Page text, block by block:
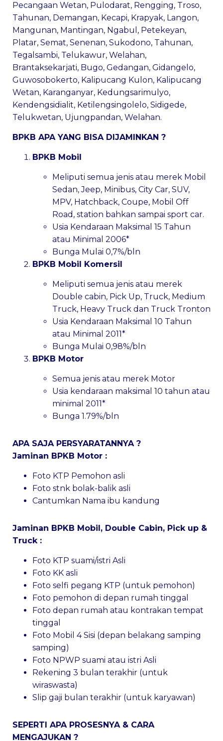
Pecangaan Wetan, Pulodarat, Rengging, Troso,
Tahunan, Demangan, Kecapi, Krapyak, Langon,
Mangunan, Mantingan, Ngabul , Petekeyan,
Platar, Semat, Senenan, Sukodono, Tahunan,
Tegalsambi, Telukawur, Welahan,
Brantaksekarjati, Bugo, Gedangan, Gidangelo,
Guwosobokerto, Kalipucang Kulon, Kalipucang
Wetan, Karanganyar, Kedungsarimulyo,
Kendengsidialit, Ketilengsingolelo, Sidigede,
Telukwetan, Ujungpandan, Welahan.
BPKB APA YANG BISA DIJAMINKAN ?
BPKB Mobil
Meliputi semua jenis atau merek Mobil
Sedan, Jeep, Minibus, City Car, SUV,
MPV, Hatchback, Coupe, Mobil Off
Road, station bahkan sampai sport car.
Usia Kendaraan Maksimal 15 Tahun
atau Minimal 2006*
Bunga Mulai 0,7%/bln
BPKB Mobil Komersil
Meliputi semua jenis atau merek
Double cabin, Pick Up, Truck, Medium
Truck, Heavy Truck dan Truck Tronton
Usia Kendaraan Maksimal 10 Tahun
atau Minimal 2011*
Bunga Mulai 0,98%/bln
BPKB Motor
Semua jenis atau merek Motor
Usia kendaraan maksimal 10 tahun atau
minimal 2011*
Bunga 1.79%/bln
APA SAJA PERSYARATANNYA ?
Jaminan BPKB Motor :
Foto KTP Pemohon asli
Foto stnk bolak-balik asli
Cantumkan Nama ibu kandung
Jaminan BPKB Mobil, Double Cabin, Pick up &
Truck :
Foto KTP suami/istri Asli
Foto KK asli
Foto selfi pegang KTP (untuk pemohon)
Foto pemohon di depan rumah tinggal
Foto depan rumah atau kontrakan tempat
tinggal
Foto Mobil 4 Sisi (depan belakang samping
samping)
Foto NPWP suami atau istri Asli
Rekening 3 bulan terakhir (untuk
wiraswasta)
Slip gaji bulan terakhir (untuk karyawan)
SEPERTI APA PROSESNYA & CARA
MENGAJUKAN ?